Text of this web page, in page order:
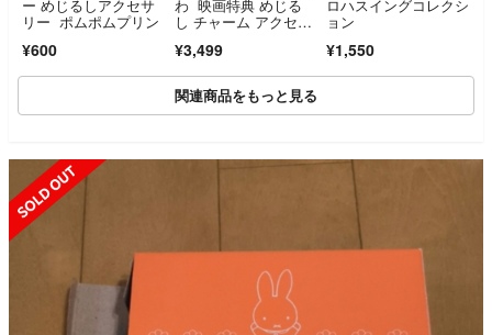
ー めじるしアクセサ
リー ポムポムプリン
¥600
わ 映画特典 めじる
し チャーム アクセサ
司 お皿 全員集合
¥3,499
ロハスイングコレクシ
ョン
¥1,550
関連商品をもっと見る